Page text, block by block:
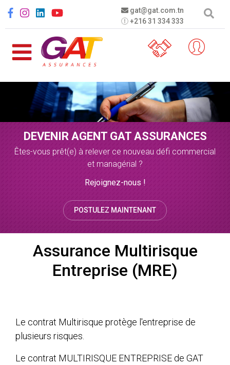
gat@gat.com.tn
+216 31 334 333
Social menu
DEVENIR AGENT GAT ASSURANCES
Êtes-vous prêt(e) à relever ce nouveau défi commercial
et managérial ?
Rejoignez-nous !
POSTULEZ MAINTENANT
Assurance Multirisque
Entreprise (MRE)
Le contrat Multirisque protège l'entreprise de
plusieurs risques.
Le contrat MULTIRISQUE ENTREPRISE de GAT